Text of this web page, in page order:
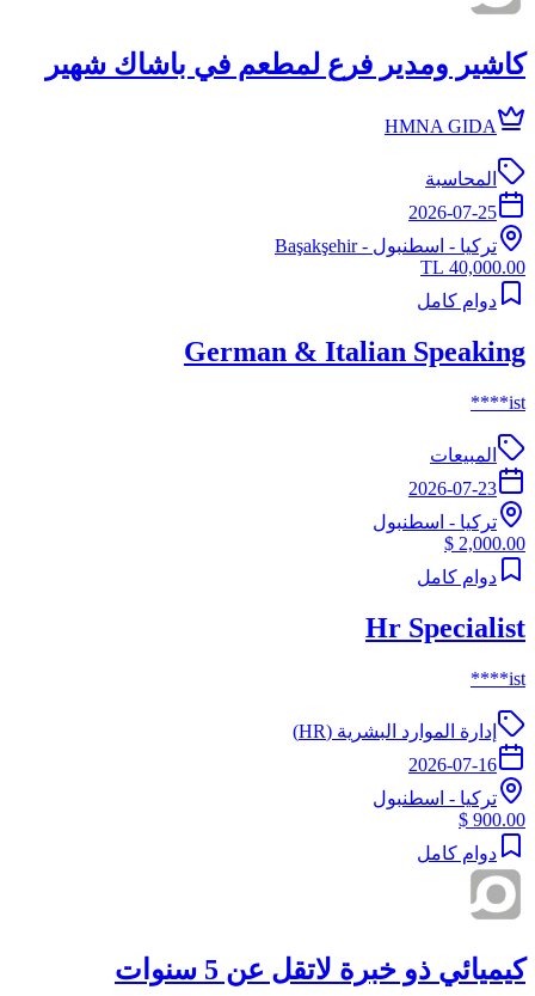
كاشير ومدير فرع لمطعم في باشاك شهير
HMNA GIDA
المحاسبة
2026-07-25
تركيا - اسطنبول - Başakşehir
40,000.00 TL
دوام كامل
German & Italian Speaking
ist****
المبيعات
2026-07-23
تركيا - اسطنبول
2,000.00 $
دوام كامل
Hr Specialist
ist****
إدارة الموارد البشرية (HR)
2026-07-16
تركيا - اسطنبول
900.00 $
دوام كامل
كيميائي ذو خبرة لاتقل عن 5 سنوات